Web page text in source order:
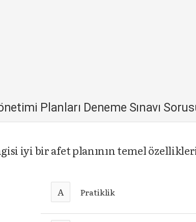
Planları Deneme Sınavı
iyi bir afet planının temel
A Pratiklik